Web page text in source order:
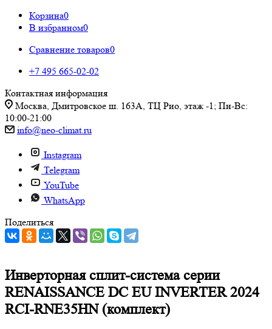
Корзина0
В избранном0
Сравнение товаров0
+7 495 665-02-02
Контактная информация
Москва, Дмитровское ш. 163А, ТЦ Рио, этаж -1; Пн-Вс:
10:00-21:00
info@neo-climat.ru
Instagram
Telegram
YouTube
WhatsApp
Поделиться
Инверторная сплит-система серии
RENAISSANCE DC EU INVERTER 2024
RCI-RNE35HN (комплект)